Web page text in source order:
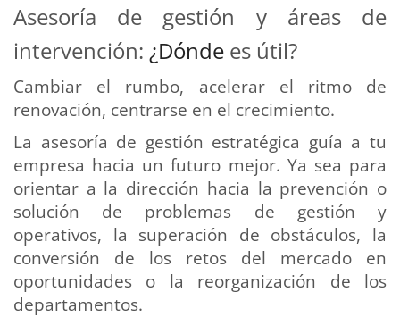
Asesoría de gestión y áreas de
intervención: ¿Dónde es útil?
Cambiar el rumbo, acelerar el ritmo de
renovación, centrarse en el crecimiento.
La asesoría de gestión estratégica guía a tu
empresa hacia un futuro mejor. Ya sea para
orientar a la dirección hacia la prevención o
solución de problemas de gestión y
operativos, la superación de obstáculos, la
conversión de los retos del mercado en
oportunidades o la reorganización de los
departamentos.